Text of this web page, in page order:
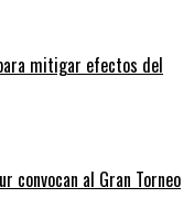
mitigar efectos del
convocan al Gran Torneo